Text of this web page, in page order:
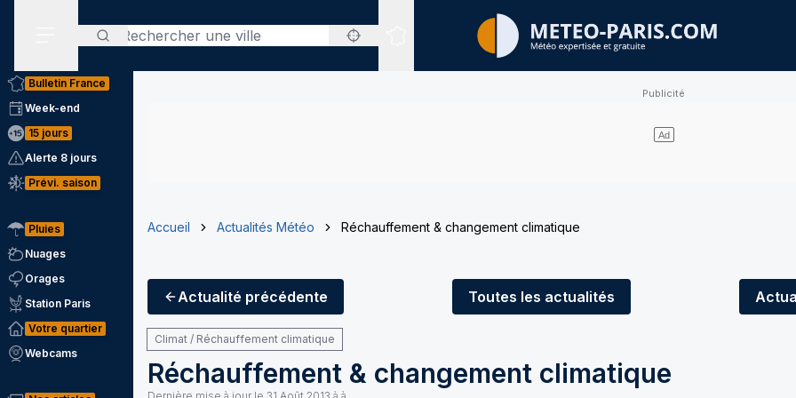
Rechercher
Sites expertisés
Bulletin France
Week-end
15 jours
Alerte 8 jours
Prévi. saison
Pluies
Nuages
Orages
Station Paris
Votre quartier
Webcams
Accueil Actualités Météo Réchauffement & changement climatique
Actualité précédente Toutes les actualités
Climat / Réchauffement climatique
Réchauffement & changement climatique